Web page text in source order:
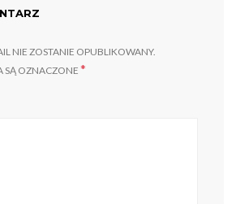
NIE ZOSTANIE OPUBLIKOWANY.
SĄ OZNACZONE *